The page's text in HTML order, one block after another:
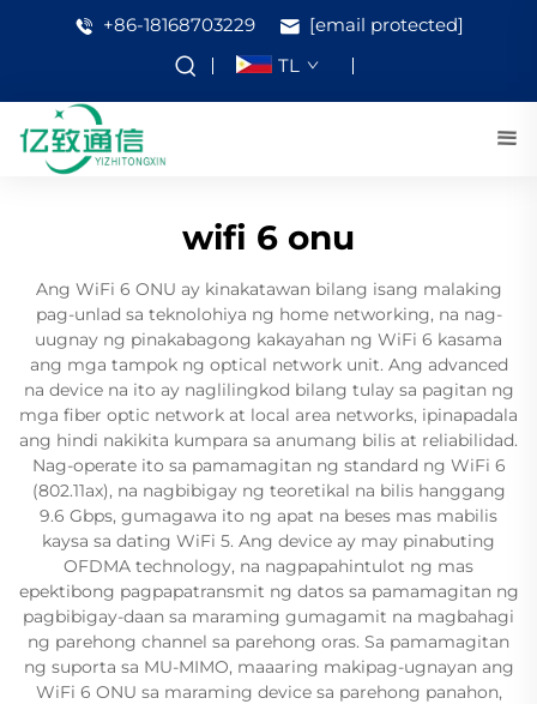
+86-18168703229
[email protected]
TL
wifi 6 onu
Ang WiFi 6 ONU ay kinakatawan bilang isang malaking
pag-unlad sa teknolohiya ng home networking, na nag-
uugnay ng pinakabagong kakayahan ng WiFi 6 kasama
ang mga tampok ng optical network unit. Ang advanced
na device na ito ay naglilingkod bilang tulay sa pagitan ng
mga fiber optic network at local area networks, ipinapadala
ang hindi nakikita kumpara sa anumang bilis at reliabilidad.
Nag-operate ito sa pamamagitan ng standard ng WiFi 6
(802.11ax), na nagbibigay ng teoretikal na bilis hanggang
9.6 Gbps, gumagawa ito ng apat na beses mas mabilis
kaysa sa dating WiFi 5. Ang device ay may pinabuting
OFDMA technology, na nagpapahintulot ng mas
epektibong pagpapatransmit ng datos sa pamamagitan ng
pagbibigay-daan sa maraming gumagamit na magbahagi
ng parehong channel sa parehong oras. Sa pamamagitan
ng suporta sa MU-MIMO, maaaring makipag-ugnayan ang
WiFi 6 ONU sa maraming device sa parehong panahon,